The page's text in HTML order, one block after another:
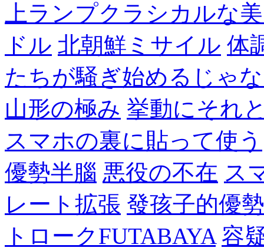
上ランプクラシカルな
ドル 北朝鮮ミサイル 体
たちが騒ぎ始めるじゃ
山形の極み 挙動にそれ
スマホの裏に貼って使う
優勢半腦 悪役の不在 ス
レート拡張 發孩子的優
トロークFUTABAYA 容